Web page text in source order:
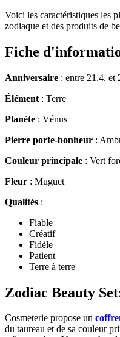
Voici les caractéristiques les
zodiaque et des produits de
Fiche
Anniversaire : entre 21.4. et
Élément : Terre
Planète : Vénus
Pierre porte-bonheur :
Couleur principale : Vert
Fleur : Muguet
Qualités :
Fiable
Créatif
Fidèle
Patient
Terre à terre
Zodiac Beauty
Cosmeterie propose un
du taureau et de sa couleur